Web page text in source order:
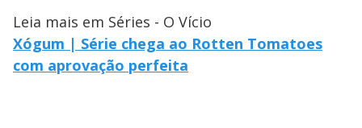
Leia mais em Séries - O Vício
Xógum | Série chega ao Rotten Tomatoes
com aprovação perfeita